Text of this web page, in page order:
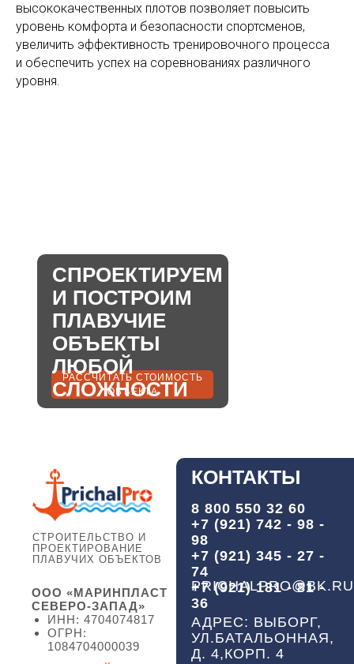
высококачественных плотов позволяет повысить
уровень комфорта и безопасности спортсменов,
увеличить эффективность тренировочного процесса
и обеспечить успех на соревнованиях различного
уровня.
РАССЧИТАТЬ СТОИМОСТЬ
ОБЪЕКТА
СПРОЕКТИРУЕМ
И ПОСТРОИМ
ПЛАВУЧИЕ
ОБЪЕКТЫ
ЛЮБОЙ
СЛОЖНОСТИ
ООО «МАРИНПЛАСТ
СЕВЕРО-ЗАПАД»
ИНН: 4704074817
ОГРН:
1084704000039
СТРОИТЕЛЬСТВО И
ПРОЕКТИРОВАНИЕ
ПЛАВУЧИХ ОБЪЕКТОВ
КОНТАКТЫ
АДРЕС: ВЫБОРГ,
УЛ.БАТАЛЬОННАЯ,
Д. 4,КОРП. 4
PRICHALPRO@BK.RU
8 800 550 32 60
+7 (921) 742 - 98 -
98
+7 (921) 345 - 27 -
74
+7 (921) 181 - 81 -
36